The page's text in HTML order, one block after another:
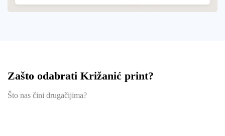
Zašto odabrati Križanić print?
Što nas čini drugačijima?